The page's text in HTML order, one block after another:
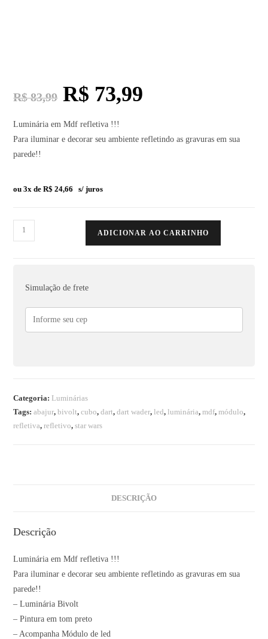
R$83,99 R$ 73,99
Luminária em Mdf refletiva !!!
Para iluminar e decorar seu ambiente refletindo as gravuras em sua
parede!!
ou 3x deR$ 24,66 s/ juros
ADICIONAR AO CARRINHO
Simulação de frete
Categoria: Luminárias
Tags:abajur,bivolt,cubo,dart,dart wader,led,luminária,mdf,módulo,
refletiva,refletivo,star wars
DESCRIÇÃO
Descrição
Luminária em Mdf refletiva !!!
Para iluminar e decorar seu ambiente refletindo as gravuras em sua
parede!!
– Luminária Bivolt
– Pintura em tom preto
– Acompanha Módulo de led